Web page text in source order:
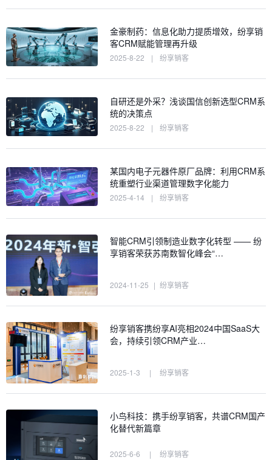
金豪制药：信息化助力提质增效，纷享销
客CRM赋能管理再升级
2025-8-22 | 纷享销客
自研还是外采？浅谈国信创新选型CRM系
统的决策点
2025-8-22 | 纷享销客
某国内电子元器件原厂品牌：利用CRM系
统重塑行业渠道管理数字化能力
2025-4-14 | 纷享销客
智能CRM引领制造业数字化转型 —— 纷
享销客荣获苏南数智化峰会“…
2024-11-25 | 纷享销客
纷享销客携纷享AI亮相2024中国SaaS大
会，持续引领CRM产业…
2025-1-3 | 纷享销客
小鸟科技：携手纷享销客，共谱CRM国产
化替代新篇章
2025-6-6 | 纷享销客